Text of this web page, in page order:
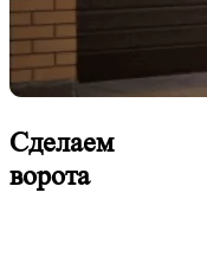
Сделаем
ворота